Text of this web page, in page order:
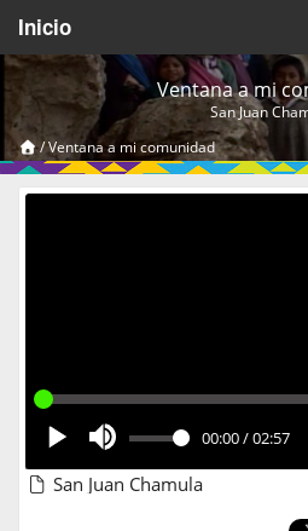
Inicio
Acerca de
Videos Temáticos
Cerrar
Ventana a mi
San Juan
/Ventana a mi comunidad
00:00/02:57
San Juan Chamula